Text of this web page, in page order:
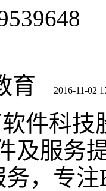
育 2016-11-02
件科技
及服务
，专